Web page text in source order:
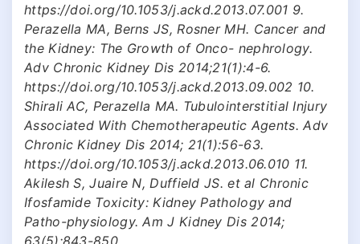
https://doi.org/10.1053/j.ackd.2013.07.001 9.
Perazella MA, Berns JS, Rosner MH. Cancer and
the Kidney: The Growth of Onco- nephrology.
Adv Chronic Kidney Dis 2014;21(1):4-6.
https://doi.org/10.1053/j.ackd.2013.09.002 10.
Shirali AC, Perazella MA. Tubulointerstitial Injury
Associated With Chemotherapeutic Agents. Adv
Chronic Kidney Dis 2014; 21(1):56-63.
https://doi.org/10.1053/j.ackd.2013.06.010 11.
Akilesh S, Juaire N, Duffield JS. et al Chronic
Ifosfamide Toxicity: Kidney Pathology and
Patho-physiology. Am J Kidney Dis 2014;
63(5):843-850.